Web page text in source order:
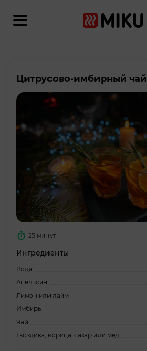
Цитрусово-имбирный чай
25 минут
Ингредиенты
Вода
Апельсин
Лимон или лайм
Имбирь
Чай
Гвоздика, корица, сахар или мед